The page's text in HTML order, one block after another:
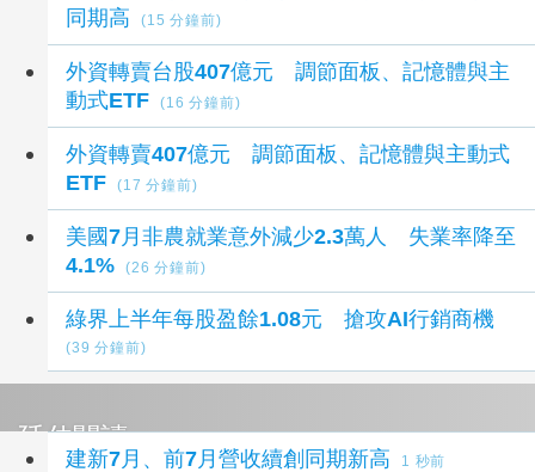
同期高
(15 分鐘前)
外資轉賣台股407億元 調節面板、記憶體與主
動式ETF
(16 分鐘前)
外資轉賣407億元 調節面板、記憶體與主動式
ETF
(17 分鐘前)
美國7月非農就業意外減少2.3萬人 失業率降至
4.1%
(26 分鐘前)
綠界上半年每股盈餘1.08元 搶攻AI行銷商機
(39 分鐘前)
延伸閱讀
建新7月、前7月營收續創同期新高 1 秒前